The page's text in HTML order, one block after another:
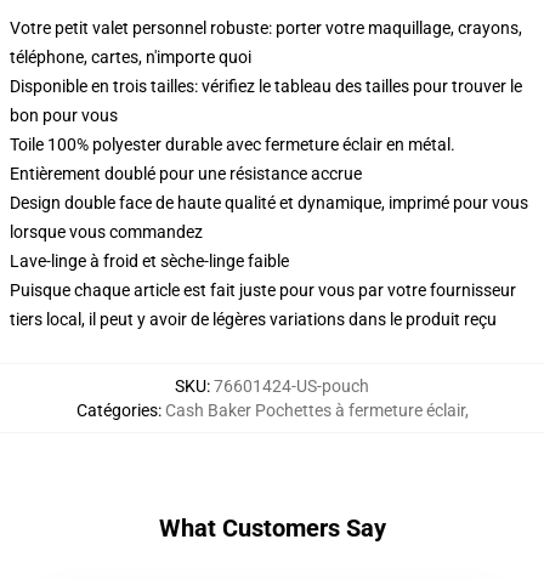
Votre petit valet personnel robuste: porter votre maquillage, crayons,
téléphone, cartes, n'importe quoi
Disponible en trois tailles: vérifiez le tableau des tailles pour trouver le
bon pour vous
Toile 100% polyester durable avec fermeture éclair en métal.
Entièrement doublé pour une résistance accrue
Design double face de haute qualité et dynamique, imprimé pour vous
lorsque vous commandez
Lave-linge à froid et sèche-linge faible
Puisque chaque article est fait juste pour vous par votre fournisseur
tiers local, il peut y avoir de légères variations dans le produit reçu
SKU:76601424-US-pouch
Catégories: Cash Baker Pochettes à fermeture éclair,
What Customers Say